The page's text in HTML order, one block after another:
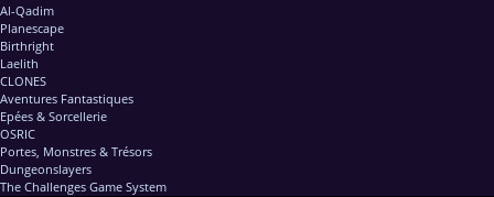
Al-Qadim
Planescape
Birthright
Laelith
CLONES
Aventures Fantastiques
Epées & Sorcellerie
OSRIC
Portes, Monstres & Trésors
Dungeonslayers
The Challenges Game System